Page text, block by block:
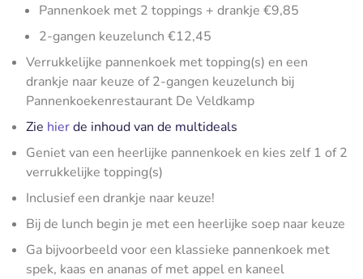
Pannenkoek met 2 toppings + drankje €9,85
2-gangen keuzelunch €12,45
Verrukkelijke pannenkoek met topping(s) en een
drankje naar keuze of 2-gangen keuzelunch bij
Pannenkoekenrestaurant De Veldkamp
Zie hierde inhoud van de multideals
Geniet van een heerlijke pannenkoek en kies zelf 1 of 2
verrukkelijke topping(s)
Inclusief een drankje naar keuze!
Bij de lunch begin je met een heerlijke soep naar keuze
Ga bijvoorbeeld voor een klassieke pannenkoek met
spek, kaas en ananas of met appel en kaneel